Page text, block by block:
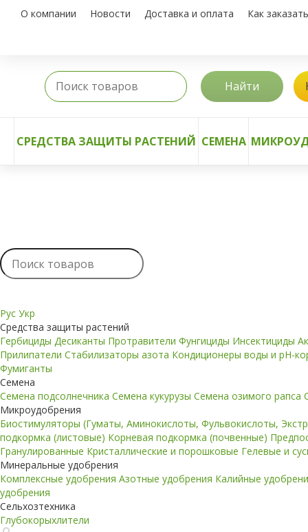
О компании Новости Доставка и оплата Как заказать
Найти
СРЕДСТВА ЗАЩИТЫ РАСТЕНИЙ СЕМЕНА
Рус Укр
Средства защиты растений
Гербициды Десиканты Протравители Фунгициды Инсектициды
Прилипатели Стабилизаторы азота Кондиционеры воды и pH-
Фумиганты
Семена
Семена подсолнечника Семена кукурузы Семена озимого рапса
Микроудобрения
Биостимуляторы (Гуматы, Аминокислоты, Фульвокислоты,
подкормка (листовые) Корневая подкормка (почвенные)
Гранулированные Кристаллические и порошковые Гелевые и
Минеральные удобрения
Комплексные удобрения Азотные удобрения Калийные
удобрения
Сельхозтехника
Глубокорыхлители